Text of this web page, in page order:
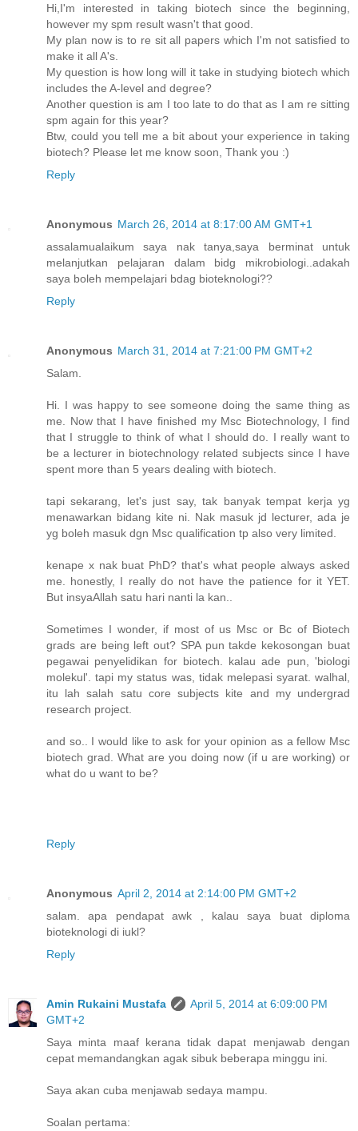
Hi,I'm interested in taking biotech since the beginning,
however my spm result wasn't that good.
My plan now is to re sit all papers which I'm not satisfied to
make it all A's.
My question is how long will it take in studying biotech which
includes the A-level and degree?
Another question is am I too late to do that as I am re sitting
spm again for this year?
Btw, could you tell me a bit about your experience in taking
biotech? Please let me know soon, Thank you :)
Reply
Anonymous March 26, 2014 at 8:17:00 AM GMT+1
assalamualaikum saya nak tanya,saya berminat untuk
melanjutkan pelajaran dalam bidg mikrobiologi..adakah
saya boleh mempelajari bdag bioteknologi??
Reply
Anonymous March 31, 2014 at 7:21:00 PM GMT+2
Salam.
Hi. I was happy to see someone doing the same thing as
me. Now that I have finished my Msc Biotechnology, I find
that I struggle to think of what I should do. I really want to
be a lecturer in biotechnology related subjects since I have
spent more than 5 years dealing with biotech.
tapi sekarang, let's just say, tak banyak tempat kerja yg
menawarkan bidang kite ni. Nak masuk jd lecturer, ada je
yg boleh masuk dgn Msc qualification tp also very limited.
kenape x nak buat PhD? that's what people always asked
me. honestly, I really do not have the patience for it YET.
But insyaAllah satu hari nanti la kan..
Sometimes I wonder, if most of us Msc or Bc of Biotech
grads are being left out? SPA pun takde kekosongan buat
pegawai penyelidikan for biotech. kalau ade pun, 'biologi
molekul'. tapi my status was, tidak melepasi syarat. walhal,
itu lah salah satu core subjects kite and my undergrad
research project.
and so.. I would like to ask for your opinion as a fellow Msc
biotech grad. What are you doing now (if u are working) or
what do u want to be?
Reply
Anonymous April 2, 2014 at 2:14:00 PM GMT+2
salam. apa pendapat awk , kalau saya buat diploma
bioteknologi di iukl?
Reply
Amin Rukaini Mustafa
April 5, 2014 at 6:09:00 PM
GMT+2
Saya minta maaf kerana tidak dapat menjawab dengan
cepat memandangkan agak sibuk beberapa minggu ini.
Saya akan cuba menjawab sedaya mampu.
Soalan pertama: